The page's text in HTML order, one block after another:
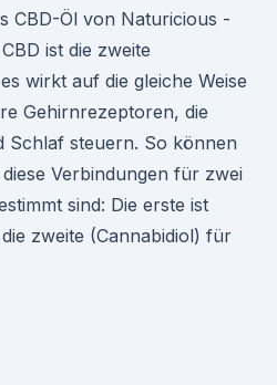
CBD-Öl von Naturicious -
ist die zweite
wirkt auf die gleiche Weise
Gehirnrezeptoren, die
Schlaf steuern. So können
Verbindungen für zwei
sind: Die erste ist
zweite (Cannabidiol) für